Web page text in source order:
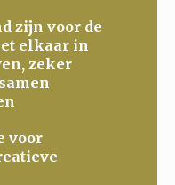
zijn voor de
elkaar in
zeker
voor